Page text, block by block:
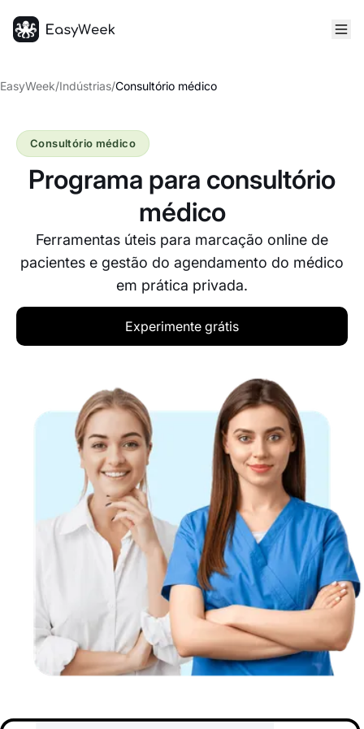
EasyWeek/Indústrias/Consultório médico
Programa para consultório
médico
Ferramentas úteis para marcação online de
pacientes e gestão do agendamento do médico
em prática privada.
Consultório médico
Experimente grátis